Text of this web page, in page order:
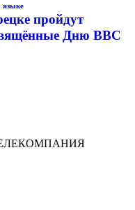
языке
пройдут
Дню ВВС